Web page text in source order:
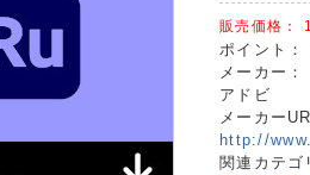
販売価格：
ポイント：
メーカー：
アドビ
メーカー
http://
関連カテゴ